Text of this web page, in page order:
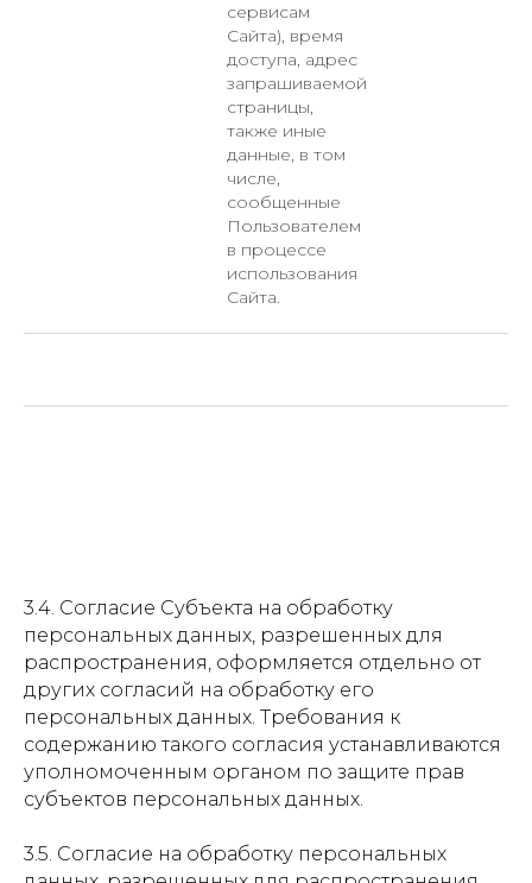
сервисам
Сайта), время
доступа, адрес
запрашиваемой
страницы,
также иные
данные, в том
числе,
сообщенные
Пользователем
в процессе
использования
Сайта.
3.4. Согласие Субъекта на обработку
персональных данных, разрешенных для
распространения, оформляется отдельно от
других согласий на обработку его
персональных данных. Требования к
содержанию такого согласия устанавливаются
уполномоченным органом по защите прав
субъектов персональных данных.
3.5. Согласие на обработку персональных